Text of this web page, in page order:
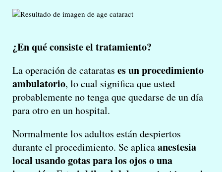
¿En qué consiste el tratamiento?
La operación de cataratas es un procedimiento
ambulatorio, lo cual significa que usted
probablemente no tenga que quedarse de un día
para otro en un hospital.
Normalmente los adultos están despiertos
durante el procedimiento. Se aplicaanestesia
local usando gotas para los ojos o una